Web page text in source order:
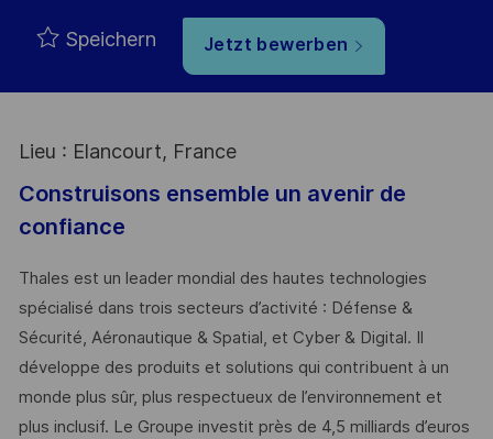
Speichern Jetzt bewerben
Lieu : Elancourt, France
Construisons ensemble un avenir de
confiance
Thales est un leader mondial des hautes technologies
spécialisé dans trois secteurs d’activité : Défense &
Sécurité, Aéronautique & Spatial, et Cyber & Digital. Il
développe des produits et solutions qui contribuent à un
monde plus sûr, plus respectueux de l’environnement et
plus inclusif. Le Groupe investit près de 4,5 milliards d’euros